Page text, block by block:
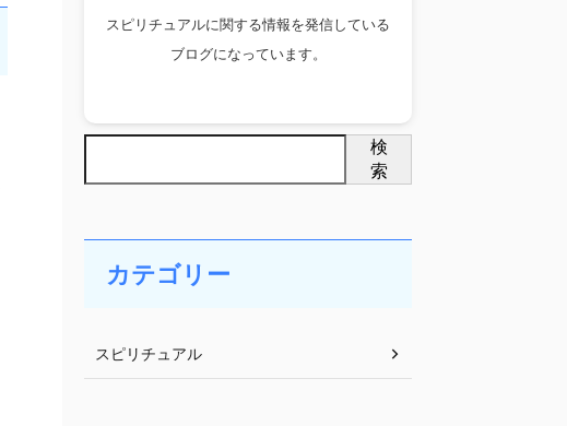
スピリチュアルに関する情報を発信している
ブログになっています。
検
索
カテゴリー
スピリチュアル